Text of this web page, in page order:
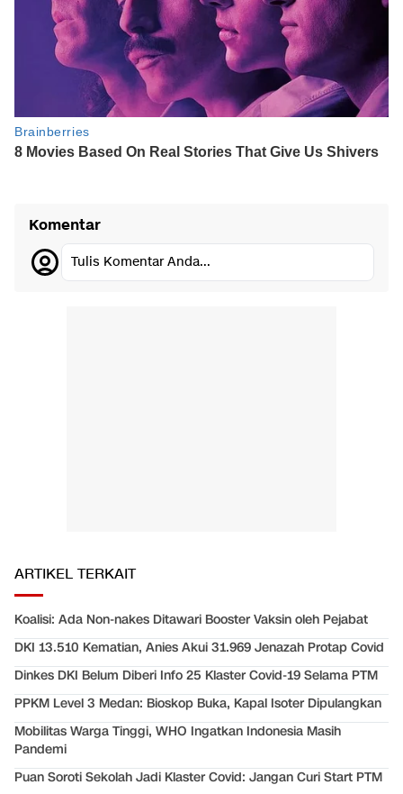
Komentar
Tulis Komentar Anda...
ARTIKEL TERKAIT
Koalisi: Ada Non-nakes Ditawari Booster Vaksin oleh Pejabat
DKI 13.510 Kematian, Anies Akui 31.969 Jenazah Protap Covid
Dinkes DKI Belum Diberi Info 25 Klaster Covid-19 Selama PTM
PPKM Level 3 Medan: Bioskop Buka, Kapal Isoter Dipulangkan
Mobilitas Warga Tinggi, WHO Ingatkan Indonesia Masih
Pandemi
Puan Soroti Sekolah Jadi Klaster Covid: Jangan Curi Start PTM